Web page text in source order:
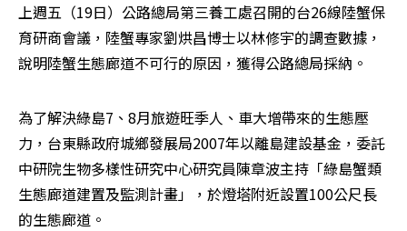
上週五（19日）公路總局第三養工處召開的台26線陸蟹保
育研商會議，陸蟹專家劉烘昌博士以林修宇的調查數據，
說明陸蟹生態廊道不可行的原因，獲得公路總局採納。
為了解決綠島7、8月旅遊旺季人、車大增帶來的生態壓
力，台東縣政府城鄉發展局2007年以離島建設基金，委託
中研院生物多樣性研究中心研究員陳章波主持「綠島蟹類
生態廊道建置及監測計畫」，於燈塔附近設置100公尺長
的生態廊道。